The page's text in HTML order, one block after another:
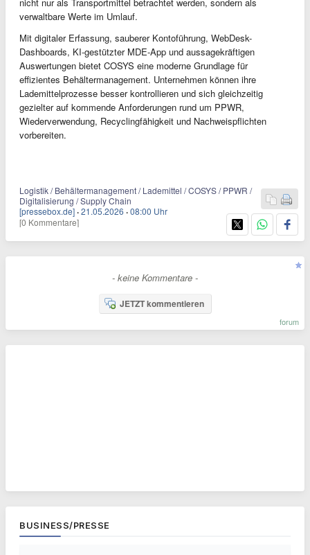
nicht nur als Transportmittel betrachtet werden, sondern als
verwaltbare Werte im Umlauf.
Mit digitaler Erfassung, sauberer Kontoführung, WebDesk-
Dashboards, KI-gestützter MDE-App und aussagekräftigen
Auswertungen bietet COSYS eine moderne Grundlage für
effizientes Behältermanagement. Unternehmen können ihre
Lademittelprozesse besser kontrollieren und sich gleichzeitig
gezielter auf kommende Anforderungen rund um PPWR,
Wiederverwendung, Recyclingfähigkeit und Nachweispflichten
vorbereiten.
Logistik / Behältermanagement / Lademittel / COSYS / PPWR /
Digitalisierung / Supply Chain
[pressebox.de] ·21.05.2026 ·08:00 Uhr
[0 Kommentare]
- keine Kommentare -
JETZT kommentieren
forum
BUSINESS/PRESSE